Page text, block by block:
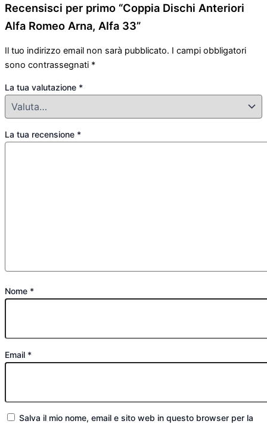
Recensisci per primo “Coppia Dischi Anteriori
Alfa Romeo Arna, Alfa 33”
Il tuo indirizzo email non sarà pubblicato. I campi obbligatori
sono contrassegnati *
La tua valutazione *
La tua recensione *
Nome *
Email *
Salva il mio nome, email e sito web in questo browser per la